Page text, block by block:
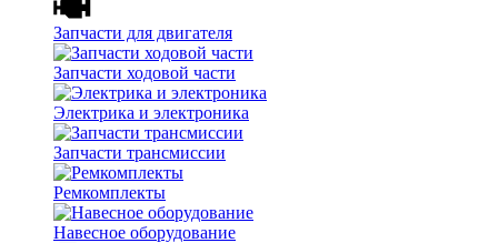
Запчасти для двигателя
Запчасти ходовой части
Электрика и электроника
Запчасти трансмиссии
Ремкомплекты
Навесное оборудование